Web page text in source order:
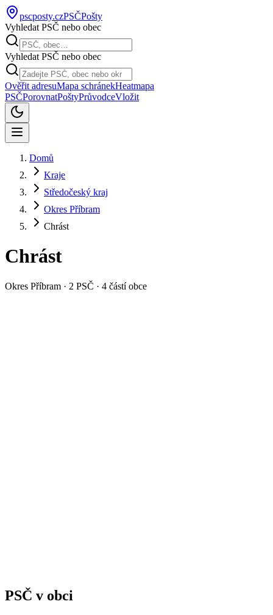
pscposty.czPSČPošty
Vyhledat PSČ nebo obec
Vyhledat PSČ nebo obec
Ověřit adresuMapa schránekHeatmapa
PSČPorovnatPoštyPrůvodceVložit
Domů
Kraje
Středočeský kraj
Okres Příbram
Chrást
Chrást
Okres Příbram · 2 PSČ · 4 částí obce
PSČ v obci